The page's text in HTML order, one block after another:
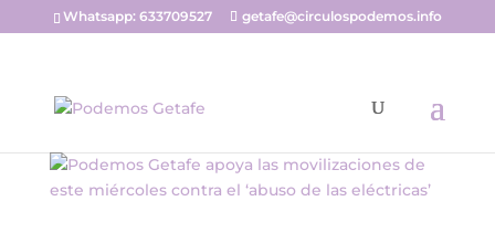
Whatsapp: 633709527 getafe@circulospodemos.info